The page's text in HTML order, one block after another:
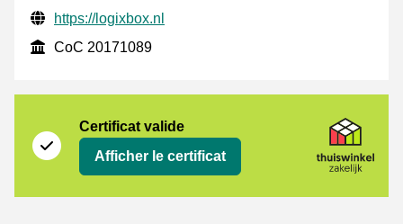
Informations de contact vérifiées
Website URL
https://logixbox.nl
CoC
CoC 20171089
Certificat valide
Afficher le certificat